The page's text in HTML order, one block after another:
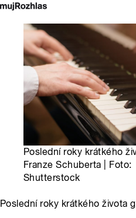
Poslední roky krátkého
Franze Schuberta | Foto:
Shutterstock
Poslední roky krátkého života